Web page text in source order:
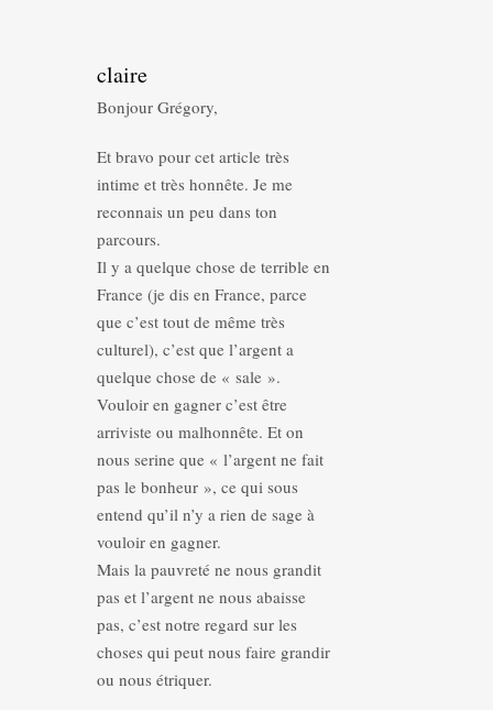
claire
Bonjour Grégory,
Et bravo pour cet article très
intime et très honnête. Je me
reconnais un peu dans ton
parcours.
Il y a quelque chose de terrible en
France (je dis en France, parce
que c’est tout de même très
culturel), c’est que l’argent a
quelque chose de « sale ».
Vouloir en gagner c’est être
arriviste ou malhonnête. Et on
nous serine que « l’argent ne fait
pas le bonheur », ce qui sous
entend qu’il n’y a rien de sage à
vouloir en gagner.
Mais la pauvreté ne nous grandit
pas et l’argent ne nous abaisse
pas, c’est notre regard sur les
choses qui peut nous faire grandir
ou nous étriquer.